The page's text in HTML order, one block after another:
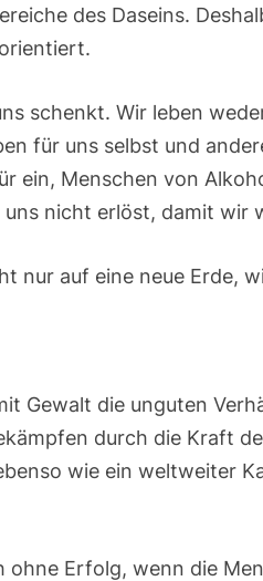
des Daseins.
schenkt. Wir leben
für uns selbst und
ein, Menschen von
nicht erlöst, damit wir
nur auf eine neue Erde,
Gewalt die unguten
durch die Kraft
wie ein weltweiter
ohne Erfolg, wenn die